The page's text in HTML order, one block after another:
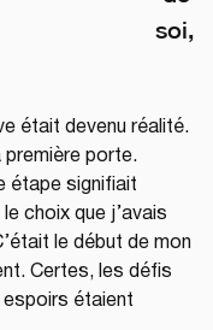
soi,
était devenu réalité.
première porte.
étape signifiait
choix que j’avais
le début de mon
Certes, les défis
espoirs étaient